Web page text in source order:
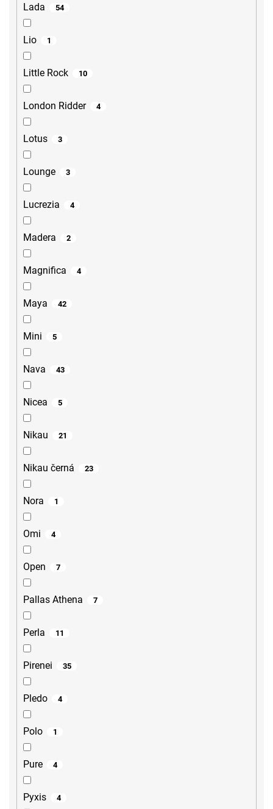
Lada 54
Lio 1
Little Rock 10
London Ridder 4
Lotus 3
Lounge 3
Lucrezia 4
Madera 2
Magnifica 4
Maya 42
Mini 5
Nava 43
Nicea 5
Nikau 21
Nikau černá 23
Nora 1
Omi 4
Open 7
Pallas Athena 7
Perla 11
Pirenei 35
Pledo 4
Polo 1
Pure 4
Pyxis 4